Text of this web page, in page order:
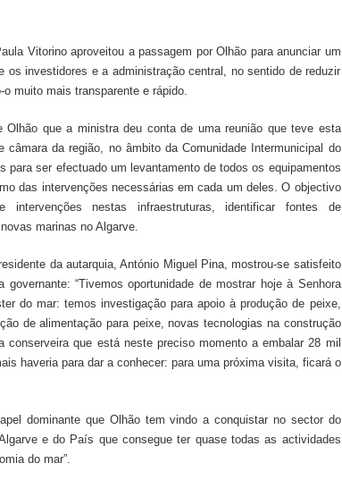
Vitorino aproveitou a passagem por Olhão para anunciar um
os investidores e a administração central, no sentido de reduzir
muito mais transparente e rápido.
Olhão que a ministra deu conta de uma reunião que teve esta
da região, no âmbito da Comunidade Intermunicipal do
para ser efectuado um levantamento de todos os equipamentos
das intervenções necessárias em cada um deles. O objectivo
nestas infraestruturas, identificar fontes de
marinas no Algarve.
da autarquia, António Miguel Pina, mostrou-se satisfeito
“Tivemos oportunidade de mostrar hoje à Senhora
do mar: temos investigação para apoio à produção de peixe,
de alimentação para peixe, novas tecnologias na construção
conserveira que está neste preciso momento a embalar 28 mil
haveria para dar a conhecer: para uma próxima visita, ficará o
dominante que Olhão tem vindo a conquistar no sector do
e do País que consegue ter quase todas as actividades
do mar”.